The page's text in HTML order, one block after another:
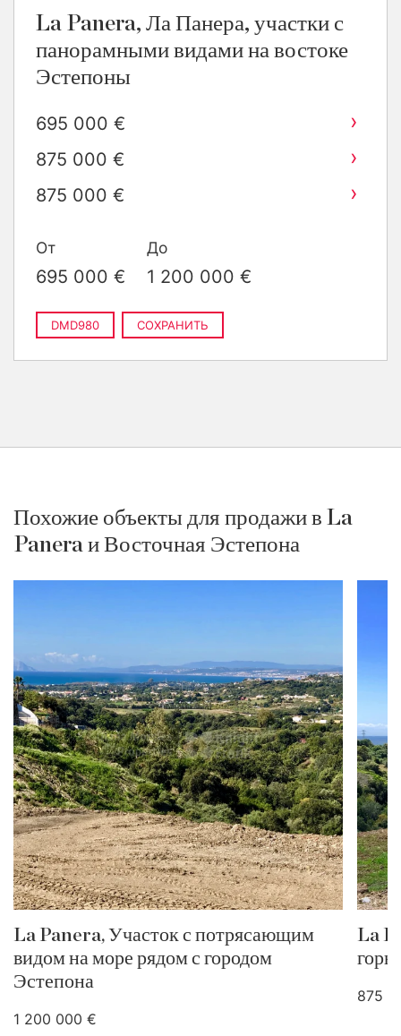
La Panera, Ла Панера, участки с
панорамными видами на востоке
Эстепоны
695 000 € ›
875 000 € ›
875 000 € ›
1 200 000 €
От
695 000 €
До
1 200 000 €
DMD980 СОХРАНИТЬ
Похожие объекты для продажи в La
Panera и Восточная Эстепона
La Panera, Участок с потрясающим
видом на море рядом с городом
Эстепона
1 200 000 €
La
горы
875